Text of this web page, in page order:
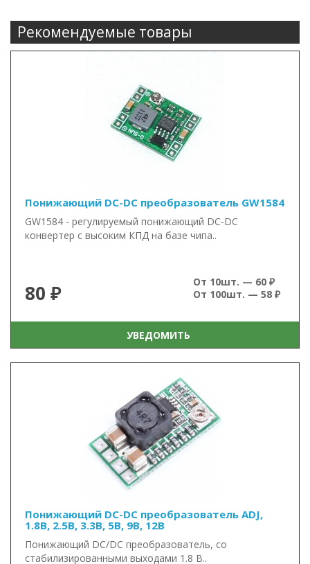
Рекомендуемые товары
Понижающий DC-DC преобразователь GW1584
GW1584 - регулируемый понижающий DC-DC
конвертер с высоким КПД на базе чипа..
80 ₽
От 10шт. — 60 ₽
От 100шт. — 58 ₽
УВЕДОМИТЬ
Понижающий DC-DC преобразователь ADJ,
1.8В, 2.5В, 3.3В, 5В, 9В, 12В
Понижающий DC/DC преобразователь, со
стабилизированными выходами 1.8 В..